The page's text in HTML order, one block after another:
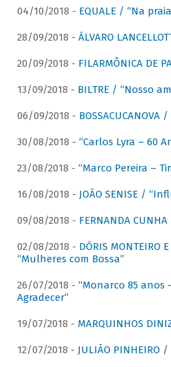
04/10/2018 - EQUALE / “Na
28/09/2018 - ÁLVARO
20/09/2018 - FILARMÔNICA DE
13/09/2018 - BILTRE / “Nosso
06/09/2018 -
30/08/2018 - “Carlos Lyra – 60
23/08/2018 - “Marco Pereira –
16/08/2018 - JOÃO SENISE /
09/08/2018 - FERNANDA
02/08/2018 - DÓRIS MONTEIRO
“Mulheres com Bossa”
26/07/2018 - “Monarco 85 anos
Agradecer”
19/07/2018 - MARQUINHOS
12/07/2018 - JULIÃO PINHEIRO